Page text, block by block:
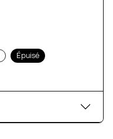
Épuisé